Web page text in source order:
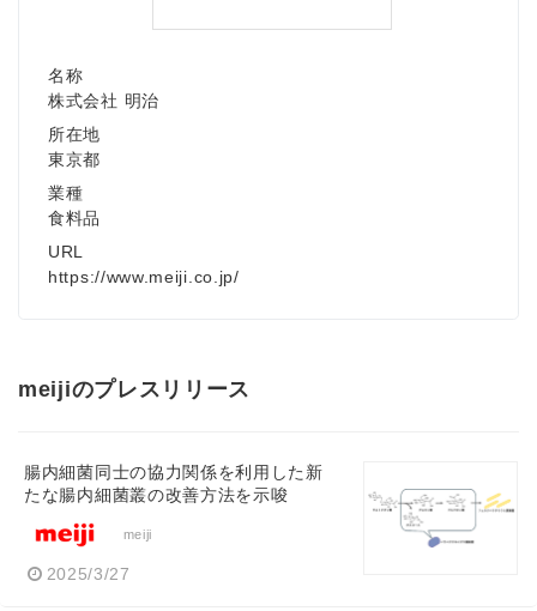
名称
株式会社 明治
所在地
東京都
業種
食料品
URL
https://www.meiji.co.jp/
meijiのプレスリリース
腸内細菌同士の協力関係を利用した新
たな腸内細菌叢の改善方法を示唆
meiji
2025/3/27